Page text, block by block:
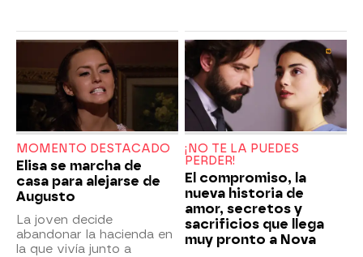
MOMENTO DESTACADO
Elisa se marcha de
casa para alejarse de
Augusto
La joven decide
abandonar la hacienda en
la que vivía junto a
¡NO TE LA PUEDES
PERDER!
El compromiso, la
nueva historia de
amor, secretos y
sacrificios que llega
muy pronto a Nova